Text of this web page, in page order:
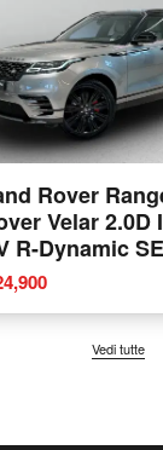
Rover
Velar 2.0D
R-Dynamic
usata a
Vedi tutte